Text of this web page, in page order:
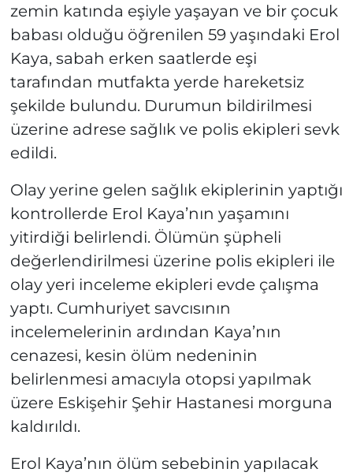
zemin katında eşiyle yaşayan ve bir çocuk
babası olduğu öğrenilen 59 yaşındaki Erol
Kaya, sabah erken saatlerde eşi
tarafından mutfakta yerde hareketsiz
şekilde bulundu. Durumun bildirilmesi
üzerine adrese sağlık ve polis ekipleri sevk
edildi.
Olay yerine gelen sağlık ekiplerinin yaptığı
kontrollerde Erol Kaya’nın yaşamını
yitirdiği belirlendi. Ölümün şüpheli
değerlendirilmesi üzerine polis ekipleri ile
olay yeri inceleme ekipleri evde çalışma
yaptı. Cumhuriyet savcısının
incelemelerinin ardından Kaya’nın
cenazesi, kesin ölüm nedeninin
belirlenmesi amacıyla otopsi yapılmak
üzere Eskişehir Şehir Hastanesi morguna
kaldırıldı.
Erol Kaya’nın ölüm sebebinin yapılacak